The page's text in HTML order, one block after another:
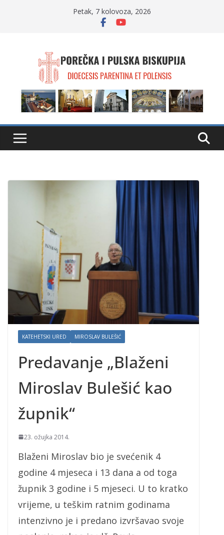
Petak, 7 kolovoza, 2026
KATEHETSKI URED MIROSLAV BULEŠIĆ
Predavanje „Blaženi
Miroslav Bulešić kao
župnik“
23. ožujka 2014.
Blaženi Miroslav bio je svećenik 4
godine 4 mjeseca i 13 dana a od toga
župnik 3 godine i 5 mjeseci. U to kratko
vrijeme, u teškim ratnim godinama
intenzivno je i predano izvršavao svoje